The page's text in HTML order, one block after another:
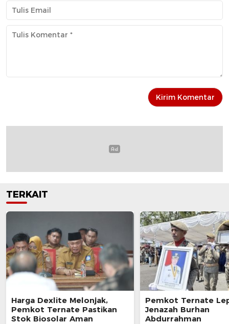
TERKAIT
Harga Dexlite Melonjak,
Pemkot Ternate Pastikan
Stok Biosolar Aman
Pemkot Ternate
Jenazah Burhan
Abdurrahman